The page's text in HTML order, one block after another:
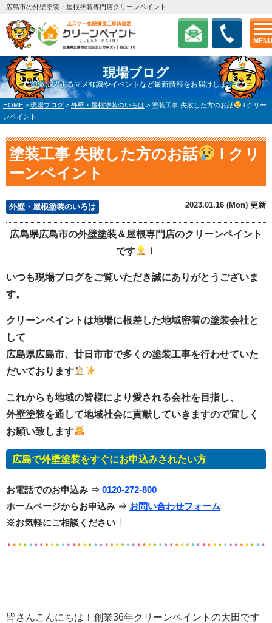
MENU
広島市の外壁塗装・屋根塗装専門店クリーンペイント
現場ブログ
塗装に関するマメ知識やイベントなど最新情報をお届けします！
HOME > 現場ブログ > 外壁・屋根塗装のいろは > 塗装工事 失敗した方のお話
l クリー
ンペイント
塗装工事 失敗した方のお話
l クリ
ーンペイント
外壁・屋根塗装のいろは 2023.01.16 (Mon) 更新
広島県広島市の外壁塗装＆屋根専門店のクリーンペイント
です
！
いつも現場ブログをご覧いただき誠にありがとうございま
す。
クリーンペイントは地場に根差した地域密着の塗装会社と
して
広島県広島市、廿日市市で多くの塗装工事を行わせていた
だいております
これからも地域の皆様により愛される会社を目指し、
外壁塗装を通して地域社会に貢献していきますので宜しく
お願い致します
広島で外壁塗装をすぐにお申込みされたい方
お電話でのお申込み ⇒ 0120-272-800
ホームページからお申込み ⇒ お問い合わせフォーム
※お気軽にご相談ください
皆さんこんにちは！創業36年クリーンペイントの大田です